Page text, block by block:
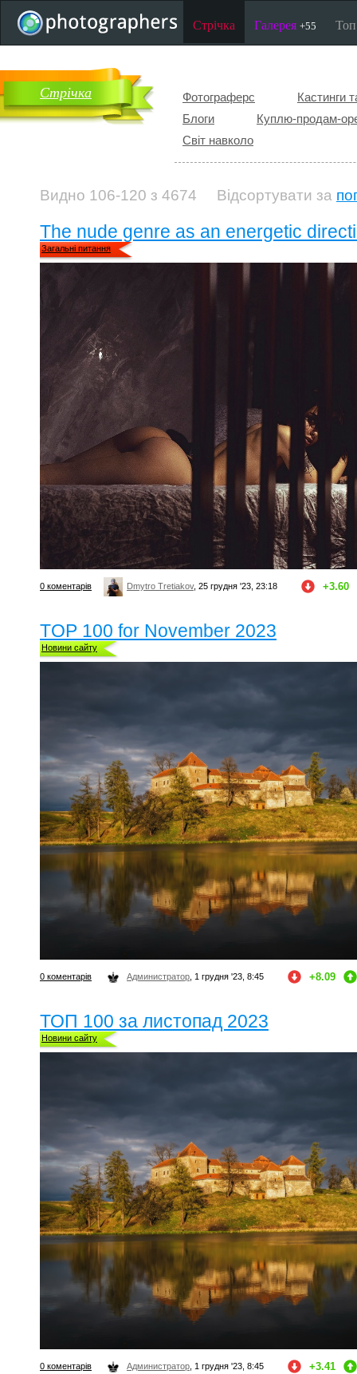
Стрічка Галерея +55
Стрічка Фотограферс
Кастинги
Блоги
Куплю-продам-
Світ навколо
Видно 106-120 з 4674 Відсортувати за
The nude genre as an energetic
Загальні питання
0 коментарів Dmytro Tretiakov, 25 грудня '23, 23:18 +3.60
TOP 100 for November 2023
Новини сайту
0 коментарів Администратор , 1 грудня '23, 8:45 +8.09
ТОП 100 за листопад 2023
Новини сайту
0 коментарів Администратор , 1 грудня '23, 8:45 +3.41